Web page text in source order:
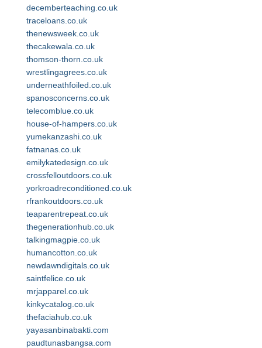
decemberteaching.co.uk
traceloans.co.uk
thenewsweek.co.uk
thecakewala.co.uk
thomson-thorn.co.uk
wrestlingagrees.co.uk
underneathfoiled.co.uk
spanosconcerns.co.uk
telecomblue.co.uk
house-of-hampers.co.uk
yumekanzashi.co.uk
fatnanas.co.uk
emilykatedesign.co.uk
crossfelloutdoors.co.uk
yorkroadreconditioned.co.uk
rfrankoutdoors.co.uk
teaparentrepeat.co.uk
thegenerationhub.co.uk
talkingmagpie.co.uk
humancotton.co.uk
newdawndigitals.co.uk
saintfelice.co.uk
mrjapparel.co.uk
kinkycatalog.co.uk
thefaciahub.co.uk
yayasanbinabakti.com
paudtunasbangsa.com